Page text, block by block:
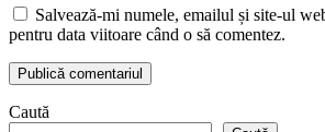
Salvează-mi numele, emailul și site-ul
pentru data viitoare când o să comentez.
Caută